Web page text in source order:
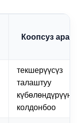
Коопсуз
текшерүүсүз
талаштуу
күбөлөндүрүүнү
колдонбоо